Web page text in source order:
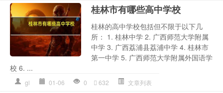
桂林市有哪些高中学校
桂林的高中学校包括但不限于以下几
所： 1. 桂林中学 2. 广西师范大学附属
中学 3. 广西荔浦县荔浦中学 4. 桂林市
第一中学 5. 广西师范大学附属外国语学
校 6. ...
gl 01-06 0 632 文章列表